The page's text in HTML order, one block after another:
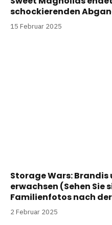
schockierenden
15 Februar 2025
Storage Wars:
erwachsen (Sehen Sie
Familienfotos nach
2 Februar 2025